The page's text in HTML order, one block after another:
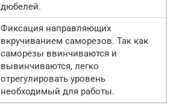
дюбелей.
Фиксация направляющих
вкручиванием саморезов. Так как
саморезы ввинчиваются и
вывинчиваются, легко
отрегулировать уровень
необходимый для работы.